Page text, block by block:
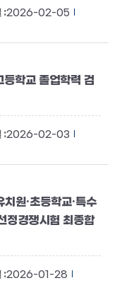
2026-02-05
학교 졸업학력 검
2026-02-03
원·초등학교·특수
정경쟁시험 최종합
2026-01-28